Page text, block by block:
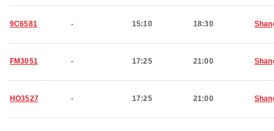
9C6581 - 15:10 18:30
FM3051 - 17:25 21:00
HO3527 - 17:25 21:00